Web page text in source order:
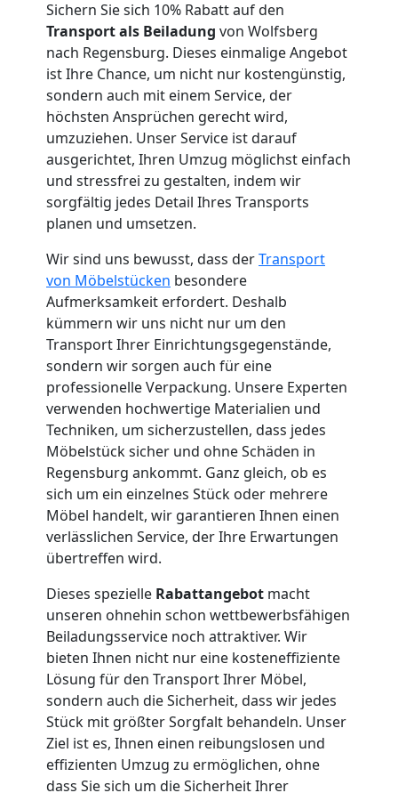
Sichern Sie sich 10% Rabatt auf den
Transport als Beiladung von Wolfsberg
nach Regensburg. Dieses einmalige Angebot
ist Ihre Chance, um nicht nur kostengünstig,
sondern auch mit einem Service, der
höchsten Ansprüchen gerecht wird,
umzuziehen. Unser Service ist darauf
ausgerichtet, Ihren Umzug möglichst einfach
und stressfrei zu gestalten, indem wir
sorgfältig jedes Detail Ihres Transports
planen und umsetzen.
Wir sind uns bewusst, dass derTransport
von Möbelstücken besondere
Aufmerksamkeit erfordert. Deshalb
kümmern wir uns nicht nur um den
Transport Ihrer Einrichtungsgegenstände,
sondern wir sorgen auch für eine
professionelle Verpackung. Unsere Experten
verwenden hochwertige Materialien und
Techniken, um sicherzustellen, dass jedes
Möbelstück sicher und ohne Schäden in
Regensburg ankommt. Ganz gleich, ob es
sich um ein einzelnes Stück oder mehrere
Möbel handelt, wir garantieren Ihnen einen
verlässlichen Service, der Ihre Erwartungen
übertreffen wird.
Dieses spezielle Rabattangebot macht
unseren ohnehin schon wettbewerbsfähigen
Beiladungsservice noch attraktiver. Wir
bieten Ihnen nicht nur eine kosteneffiziente
Lösung für den Transport Ihrer Möbel,
sondern auch die Sicherheit, dass wir jedes
Stück mit größter Sorgfalt behandeln. Unser
Ziel ist es, Ihnen einen reibungslosen und
effizienten Umzug zu ermöglichen, ohne
dass Sie sich um die Sicherheit Ihrer
Küchenumzug
Wolfsberg
Umzug
und
Lagerung
Wolfsberg
Full-
Service-
Umzug
Wolfsberg
Qualitäts-
Umzüge
Wolfsberg
Vereinsumzug